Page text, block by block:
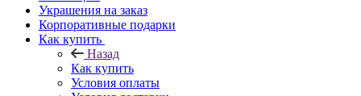
Украшения на заказ
Корпоративные подарки
Как купить
Назад
Как купить
Условия оплаты